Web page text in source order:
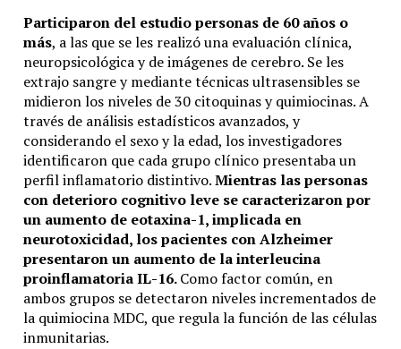
Participaron del estudio personas de 60 años o
más, a las que se les realizó una evaluación clínica,
neuropsicológica y de imágenes de cerebro. Se les
extrajo sangre y mediante técnicas ultrasensibles se
midieron los niveles de 30 citoquinas y quimiocinas. A
través de análisis estadísticos avanzados, y
considerando el sexo y la edad, los investigadores
identificaron que cada grupo clínico presentaba un
perfil inflamatorio distintivo.Mientras las personas
con deterioro cognitivo leve se caracterizaron por
un aumento de eotaxina-1, implicada en
neurotoxicidad, los pacientes con Alzheimer
presentaron un aumento de la interleucina
proinflamatoria IL-16.Como factor común, en
ambos grupos se detectaron niveles incrementados de
la quimiocina MDC, que regula la función de las células
inmunitarias.